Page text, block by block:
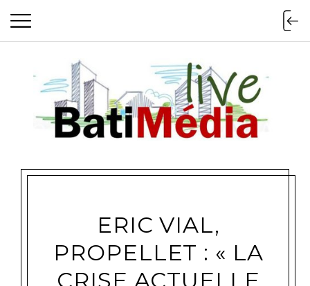
Batimedialive
ERIC VIAL,
PROPELLET : « LA
CRISE ACTUELLE